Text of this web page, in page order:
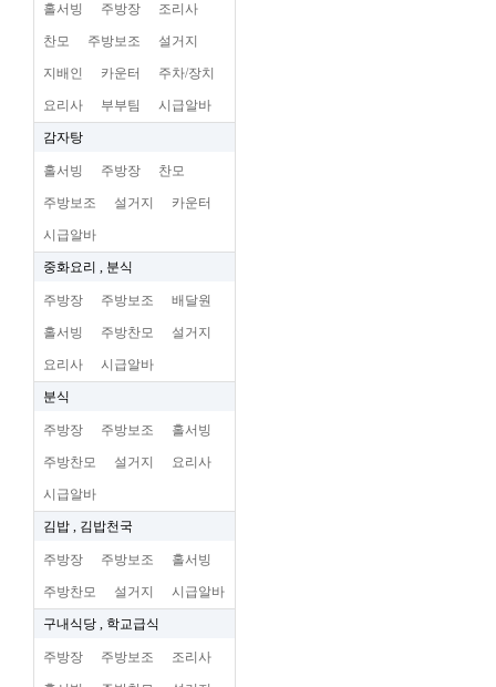
홀서빙 주방장 조리사
찬모 주방보조 설거지
지배인 카운터 주차/장치
요리사 부부팀 시급알바
감자탕
홀서빙 주방장 찬모
주방보조 설거지 카운터
시급알바
중화요리 , 분식
주방장 주방보조 배달원
홀서빙 주방찬모 설거지
요리사 시급알바
분식
주방장 주방보조 홀서빙
주방찬모 설거지 요리사
시급알바
김밥 , 김밥천국
주방장 주방보조 홀서빙
주방찬모 설거지 시급알바
구내식당 , 학교급식
주방장 주방보조 조리사